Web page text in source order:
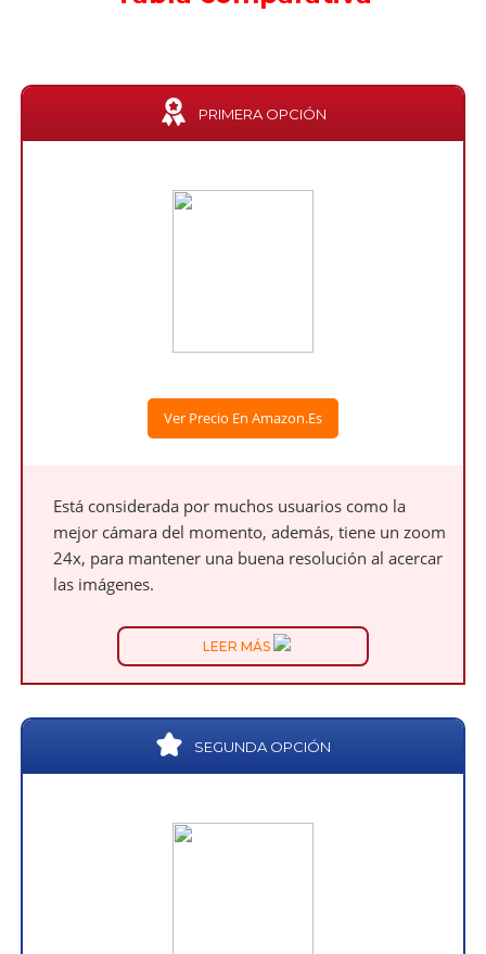
PRIMERA OPCIÓN
Ver Precio En Amazon.es
Está considerada por muchos usuarios como la
mejor cámara del momento, además, tiene un zoom
24x, para mantener una buena resolución al acercar
las imágenes.
LEER MÁS
SEGUNDA OPCIÓN